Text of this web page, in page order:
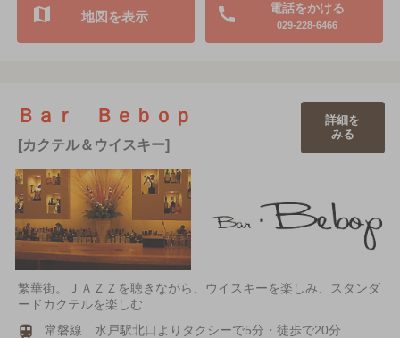
電話をかける
029-228-6466
地図を表示
Ｂａｒ Ｂｅｂｏｐ
[カクテル＆ウイスキー]
詳細を
みる
繁華街。ＪＡＺＺを聴きながら、ウイスキーを楽しみ、スタンダ
ードカクテルを楽しむ
常磐線 水戸駅北口よりタクシーで5分・徒歩で20分